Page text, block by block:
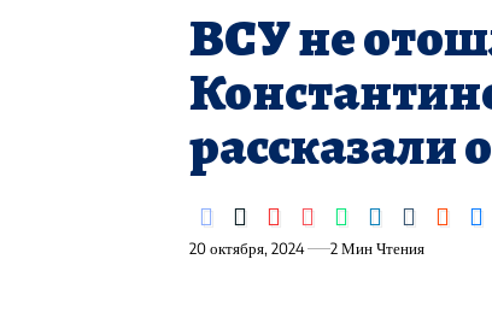
​ВСУ не
рассказали
20 октября, 2024 2 Мин Чтения